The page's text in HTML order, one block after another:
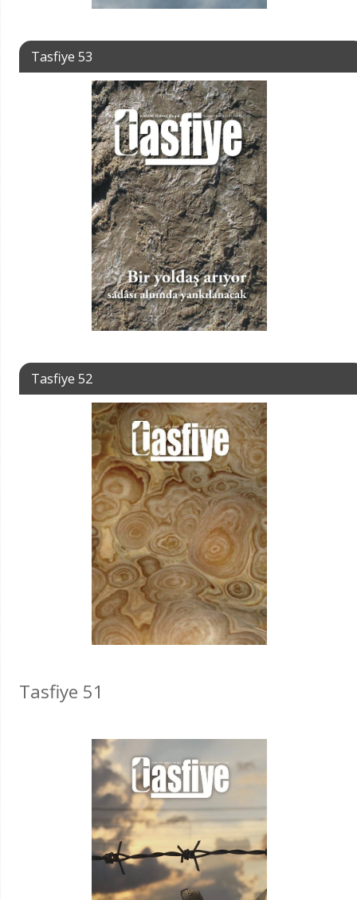
Tasfiye 53
Tasfiye 52
Tasfiye 51